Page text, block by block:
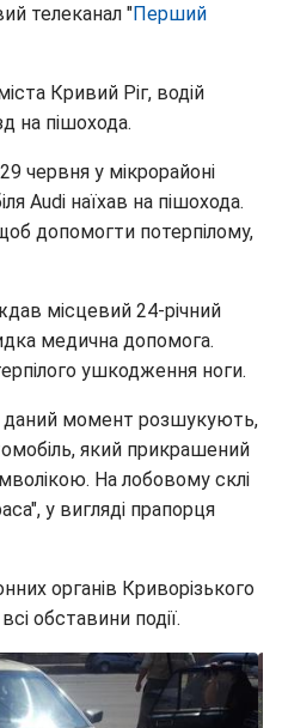
телеканал "Перший
Кривий Ріг, водій
на пішохода.
червня у мікрорайоні
Audi наїхав на пішохода.
допомогти потерпілому,
місцевий 24-річний
медична допомога.
ушкодження ноги.
даний момент розшукують,
який прикрашений
На лобовому склі
у вигляді прапорця
органів Криворізького
обставини події.